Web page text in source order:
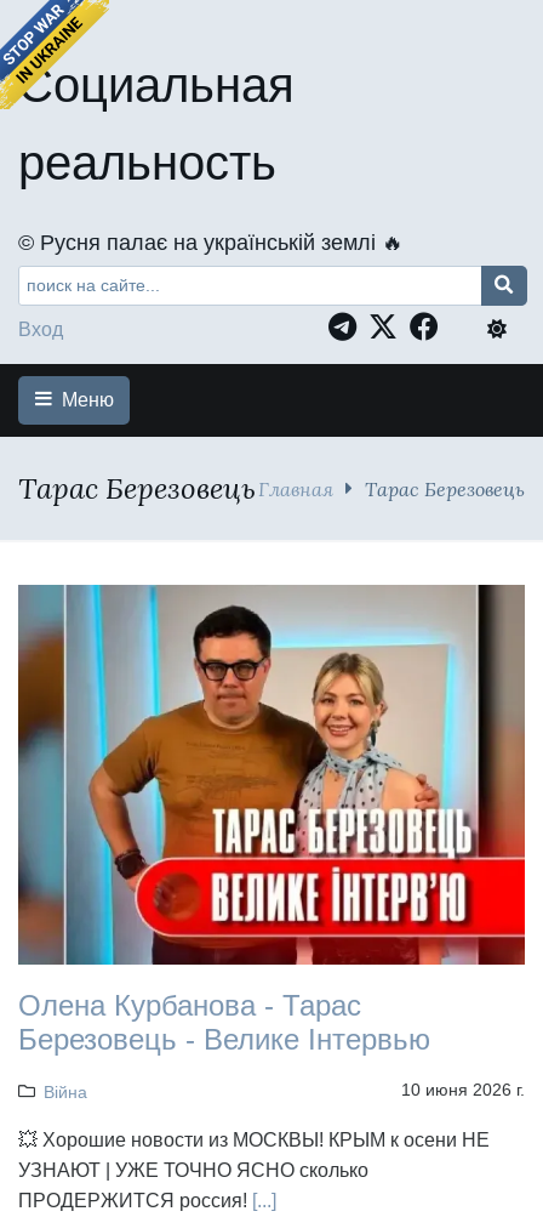
Социальная
реальность
©️ Русня палає на українській землі 🔥
Вход
Меню
Тарас БерезовецьГлавная Тарас Березовець
Олена Курбанова - Тарас
Березовець - Велике Інтервью
Війна 10 июня 2026 г.
💥 Хорошие новости из МОСКВЫ! КРЫМ к осени НЕ
УЗНАЮТ | УЖЕ ТОЧНО ЯСНО сколько
ПРОДЕРЖИТСЯ россия! [...]